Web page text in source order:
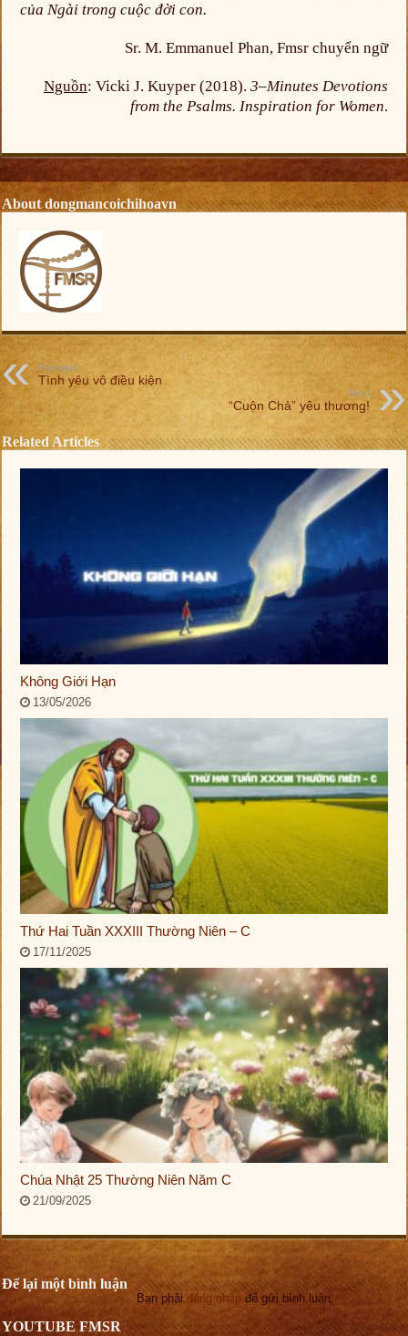
của Ngài trong cuộc đời con.
Sr. M. Emmanuel Phan, Fmsr chuyển ngữ
Nguồn: Vicki J. Kuyper (2018). 3–Minutes Devotions
from the Psalms. Inspiration for Women.
About dongmancoichihoavn
Previous
Tình yêu vô điều kiện
Next
“Cuộn Chả” yêu thương!
Related Articles
Không Giới Hạn
13/05/2026
Thứ Hai Tuần XXXIII Thường Niên – C
17/11/2025
Chúa Nhật 25 Thường Niên Năm C
21/09/2025
Để lại một bình luận
Bạn phải đăng nhậpđể gửi bình luận.
YOUTUBE FMSR